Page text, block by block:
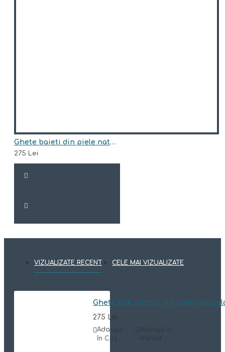
Ghete baieti din piele naturala model PARKER
275 Lei
VIZUALIZATE RECENT CELE MAI VIZUALIZATE
Ghete fete pentru din piele
275 Lei
Adaugă
în Coş
Adaugă in
Wishlist